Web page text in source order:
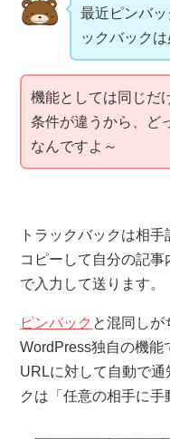
最近ピンバ
ックバック
機能としては同じだ
条件が違うから、ど
なんですよ～
トラックバックは相
コピーして自分の記
で入力して送ります。
ピンバック と混同しが
WordPress独自の機能
URLに対して自動で
クは「任意の相手に手